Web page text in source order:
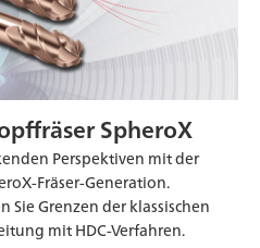
SpheroX
Perspektiven mit der
Fräser-Generation.
Sie Grenzen der klassischen
mit HDC-Verfahren.